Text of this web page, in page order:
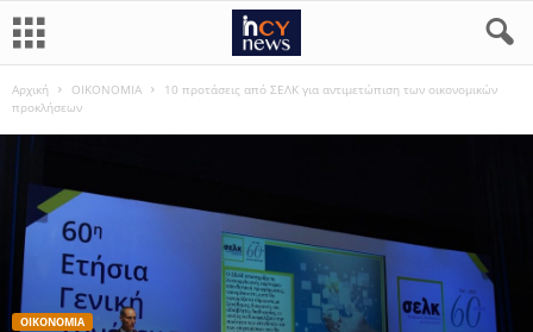
Αρχική ΟΙΚΟΝΟΜΙΑ
10 προτάσεις από ΣΕΛΚ για αντιμετώπιση των οικονομικών
προκλήσεων
ΟΙΚΟΝΟΜΙΑ